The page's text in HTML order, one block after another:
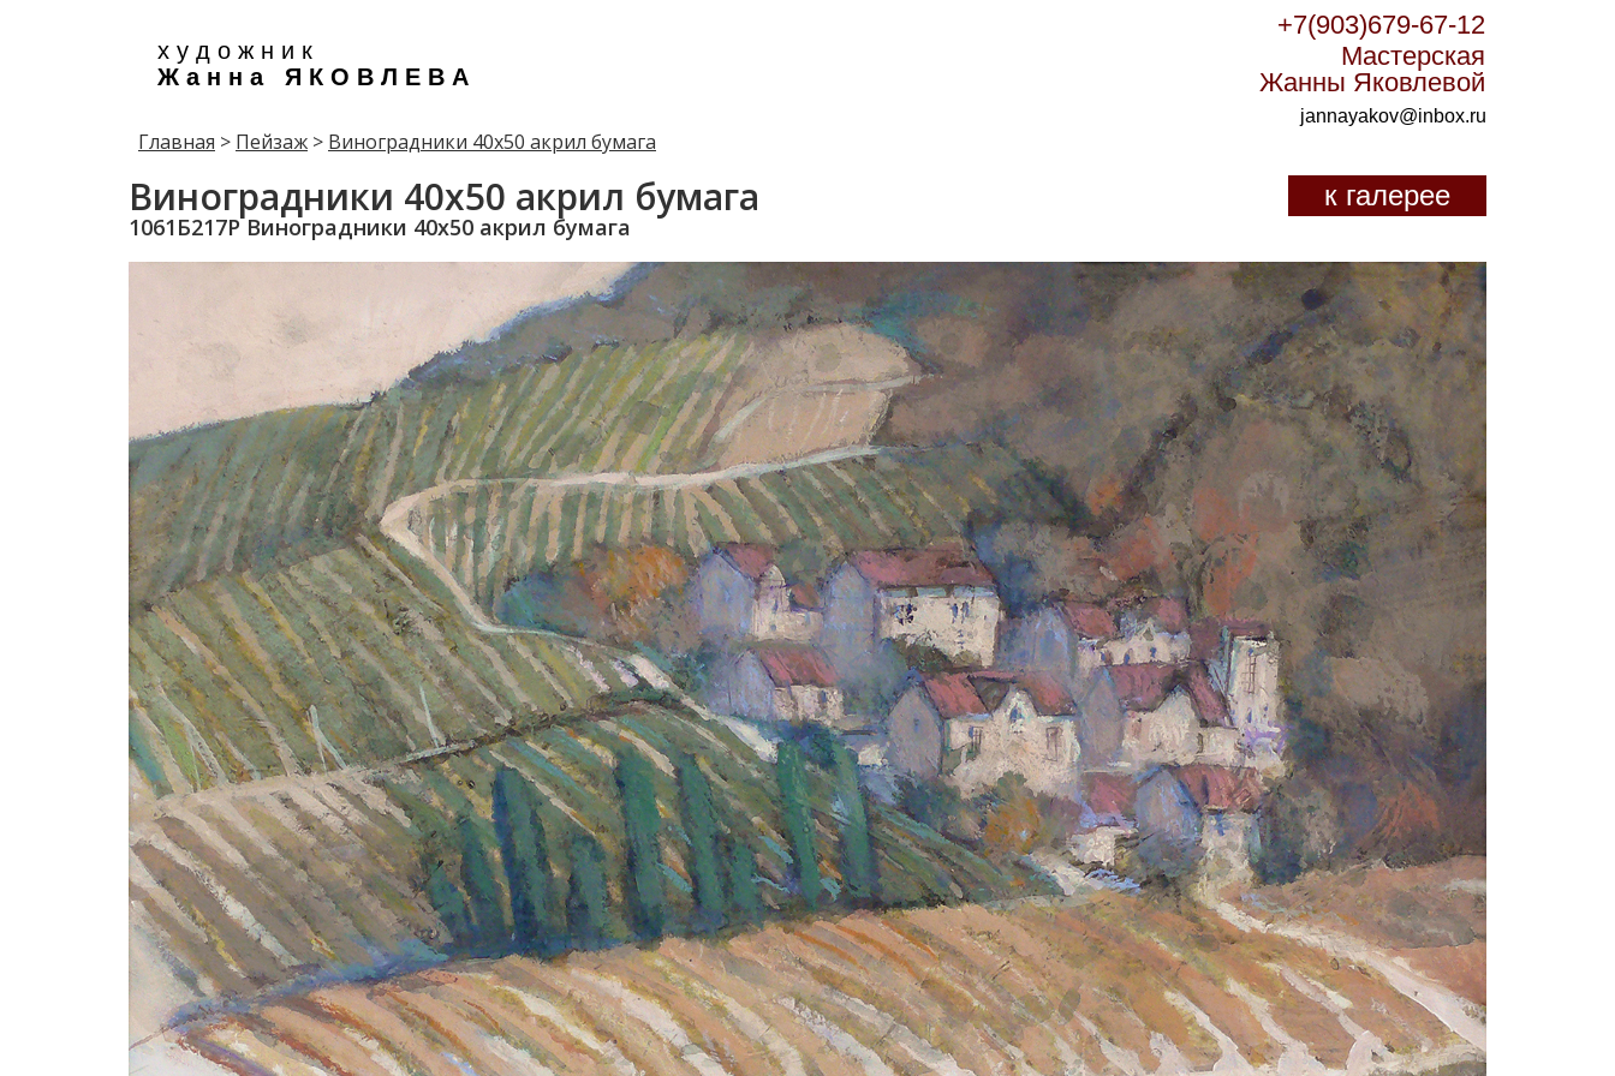
х у д о ж н и к
Ж а н н а Я К О В Л Е В А
+7(903)679-67-12
Мастерская
Жанны Яковлевой
jannayakov@inbox.ru
Главная > Пейзаж > Виноградники 40х50 акрил бумага
Виноградники 40х50 акрил бумага
1061Б217Р Виноградники 40х50 акрил бумага
к галерее